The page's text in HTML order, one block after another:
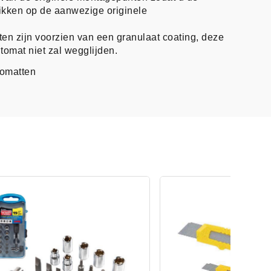
op de aanwezige originele
zijn voorzien van een granulaat coating, deze
niet zal wegglijden.